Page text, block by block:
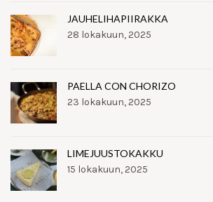
JAUHELIHAPIIRAKKA
28 lokakuun, 2025
PAELLA CON CHORIZO
23 lokakuun, 2025
LIMEJUUSTOKAKKU
15 lokakuun, 2025